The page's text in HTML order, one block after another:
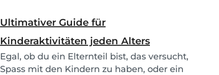
Ultimativer Guide für
Kinderaktivitäten jeden Alters
Egal, ob du ein Elternteil bist, das versucht,
Spass mit den Kindern zu haben, oder ein